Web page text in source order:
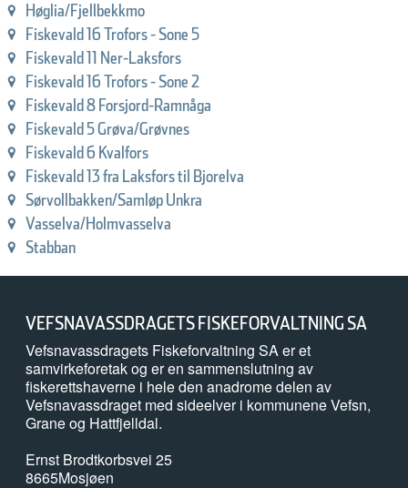
Høglia/Fjellbekkmo
Fiskevald 16 Trofors - Sone 5
Fiskevald 11 Ner-Laksfors
Fiskevald 16 Trofors - Sone 2
Fiskevald 8 Forsjord-Ramnåga
Fiskevald 5 Grøva/Grøvnes
Fiskevald 6 Kvalfors
Fiskevald 13 fra Laksfors til Bjorelva
Sørvollbakken/Samløp Unkra
Vasselva/Holmvasselva
Stabban
VEFSNAVASSDRAGETS FISKEFORVALTNING SA
Vefsnavassdragets Fiskeforvaltning SA er et
samvirkeforetak og er en sammenslutning av
fiskerettshaverne i hele den anadrome delen av
Vefsnavassdraget med sideelver i kommunene Vefsn,
Grane og Hattfjelldal.
Ernst Brodtkorbsvei 25
8665Mosjøen